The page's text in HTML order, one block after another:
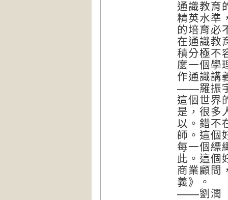
通識教育
精英水準
的培育必
在通識教
積分極不
麼一個學
作通識講
——羅振
這個世界
是，很多
以。錯不
師。這個
每一個縹
此。這個
商業顧問
義》。
——劉潤